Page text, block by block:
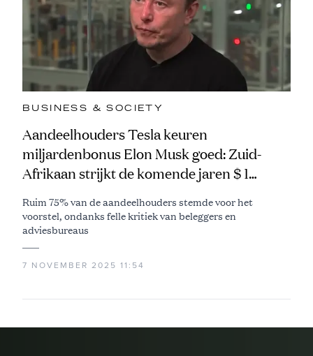
BUSINESS & SOCIETY
Aandeelhouders Tesla keuren
miljardenbonus Elon Musk goed: Zuid-
Afrikaan strijkt de komende jaren $ 1
biljoen op
Ruim 75% van de aandeelhouders stemde voor het
voorstel, ondanks felle kritiek van beleggers en
adviesbureaus
7 NOVEMBER 2025 11:54